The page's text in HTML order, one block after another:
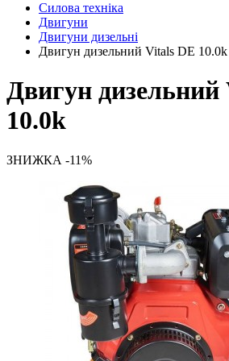
Силова техніка
Двигуни
Двигуни дизельні
Двигун дизельний Vitals DE 10.0k
Двигун дизельний
10.0k
ЗНИЖКА -11%